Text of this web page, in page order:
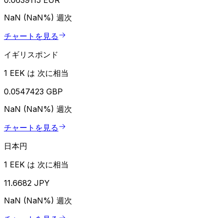
NaN (NaN%) 週次
チャートを見る
イギリスポンド
1 EEK は 次に相当
0.0547423 GBP
NaN (NaN%) 週次
チャートを見る
日本円
1 EEK は 次に相当
11.6682 JPY
NaN (NaN%) 週次